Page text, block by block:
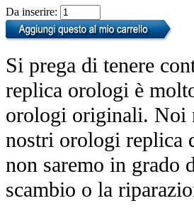
Da inserire:
Si prega di tenere
replica orologi è
orologi originali. Noi
nostri orologi replica
non saremo in grado
scambio o la